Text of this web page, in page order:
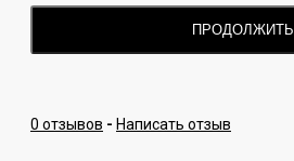
ПРОДОЛЖИТЬ
0 отзывов - Написать отзыв